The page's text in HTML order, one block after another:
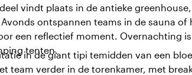
vindt plaats in de antieke
ontspannen teams in de sauna of
een reflectief moment. Overnachting
tenten.
in de giant tipi temidden van een
team verder in de torenkamer, met